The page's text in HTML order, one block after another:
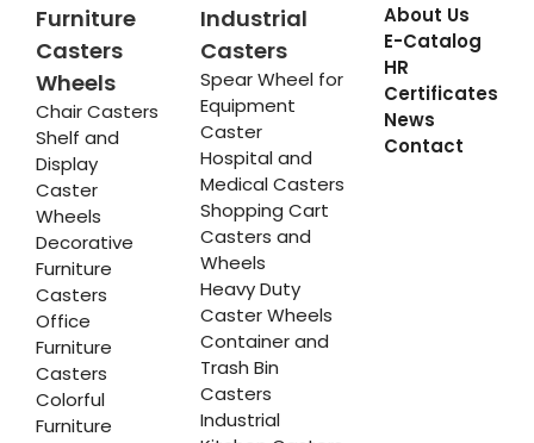
Furniture
Casters
Wheels
Chair Casters
Shelf and
Display
Caster
Wheels
Decorative
Furniture
Casters
Office
Furniture
Casters
Colorful
Furniture
Industrial
Casters
Spear Wheel for
Equipment
Caster
Hospital and
Medical Casters
Shopping Cart
Casters and
Wheels
Heavy Duty
Caster Wheels
Container and
Trash Bin
Casters
Industrial
About Us
E-Catalog
HR
Certificates
News
Contact